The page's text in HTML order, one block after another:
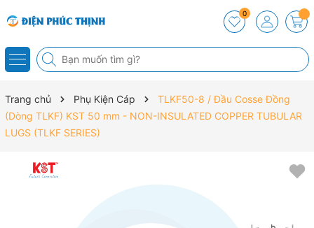
0
Trang chủ Phụ Kiện Cáp
TLKF50-8 / Đầu Cosse Đồng
(Dòng TLKF) KST 50 mm - NON-INSULATED COPPER TUBULAR
LUGS (TLKF SERIES)